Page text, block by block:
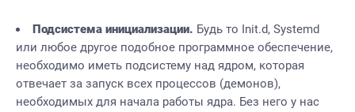
Подсистема инициализации. Будь то Init.d, Systemd
или любое другое подобное программное обеспечение,
необходимо иметь подсистему над ядром, которая
отвечает за запуск всех процессов (демонов),
необходимых для начала работы ядра. Без него у нас